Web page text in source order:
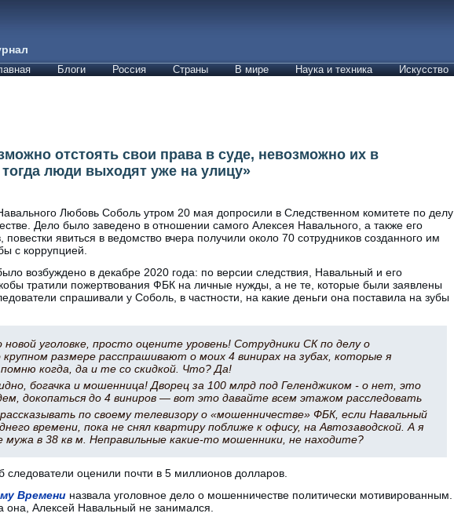
Блоги Россия Страны В мире Наука и техника Искусство
отстоять свои права в суде, невозможно их в
люди выходят уже на улицу»
Любовь Соболь утром 20 мая допросили в Следственном комитете по делу
Дело было заведено в отношении самого Алексея Навального, а также его
повестки явиться в ведомство вчера получили около 70 сотрудников созданного им
с коррупцией.
возбуждено в декабре 2020 года: по версии следствия, Навальный и его
тратили пожертвования ФБК на личные нужды, а не те, которые были заявлены
спрашивали у Соболь, в частности, на какие деньги она поставила на зубы
новой уголовке, просто оцените уровень! Сотрудники СК по делу о
размере расспрашивают о моих 4 винирах на зубах, которые я
когда, да и те со скидкой. Что? Да!
богачка и мошенница! Дворец за 100 млрд под Геленджиком - о нет, это
докопаться до 4 виниров — вот это давайте всем этажом расследовать
по своему телевизору о «мошенничестве» ФБК, если Навальный
времени, пока не снял квартиру поближе к офису, на Автозаводской. А я
мужа в 38 кв м. Неправильные какие-то мошенники, не находите?
оценили почти в 5 миллионов долларов.
Времени назвала уголовное дело о мошенничестве политически мотивированным.
Алексей Навальный не занимался.